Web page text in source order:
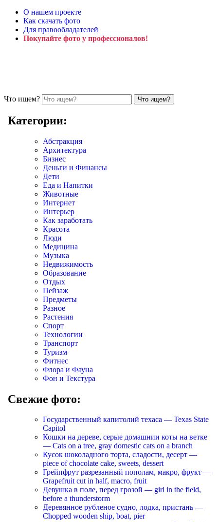
О нашем проекте
Как скачать фото
Для правообладателей
Покупайте фото у профессионалов!
Что ищем?
Категории:
Абстракция
Архитектура
Бизнес
Деньги и Финансы
Дети
Еда и Напитки
Животные
Интернет
Интерьер
Как заработать
Красота
Люди
Медицина
Музыка
Недвижимость
Образование
Отдых
Пейзаж
Предметы
Разное
Растения
Спорт
Технологии
Транспорт
Туризм
Фитнес
Флора и Фауна
Фон и Текстура
Свежие фото:
Государственный капитолий техаса — Texas State
Capitol
Кошки на дереве, серые домашнии коты на ветке
— Cats on a tree, gray domestic cats on a branch
Кусок шоколадного торта, сладости, десерт —
piece of chocolate cake, sweets, dessert
Грейпфрут разрезанный пополам, макро, фрукт —
Grapefruit cut in half, macro, fruit
Девушка в поле, перед грозой — girl in the field,
before a thunderstorm
Деревянное рубленое судно, лодка, пристань —
Chopped wooden ship, boat, pier